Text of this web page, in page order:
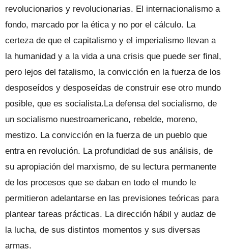
revolucionarios y revolucionarias. El internacionalismo a
fondo, marcado por la ética y no por el cálculo. La
certeza de que el capitalismo y el imperialismo llevan a
la humanidad y a la vida a una crisis que puede ser final,
pero lejos del fatalismo, la convicción en la fuerza de los
desposeídos y desposeídas de construir ese otro mundo
posible, que es socialista.La defensa del socialismo, de
un socialismo nuestroamericano, rebelde, moreno,
mestizo. La convicción en la fuerza de un pueblo que
entra en revolución. La profundidad de sus análisis, de
su apropiación del marxismo, de su lectura permanente
de los procesos que se daban en todo el mundo le
permitieron adelantarse en las previsiones teóricas para
plantear tareas prácticas. La dirección hábil y audaz de
la lucha, de sus distintos momentos y sus diversas
armas.